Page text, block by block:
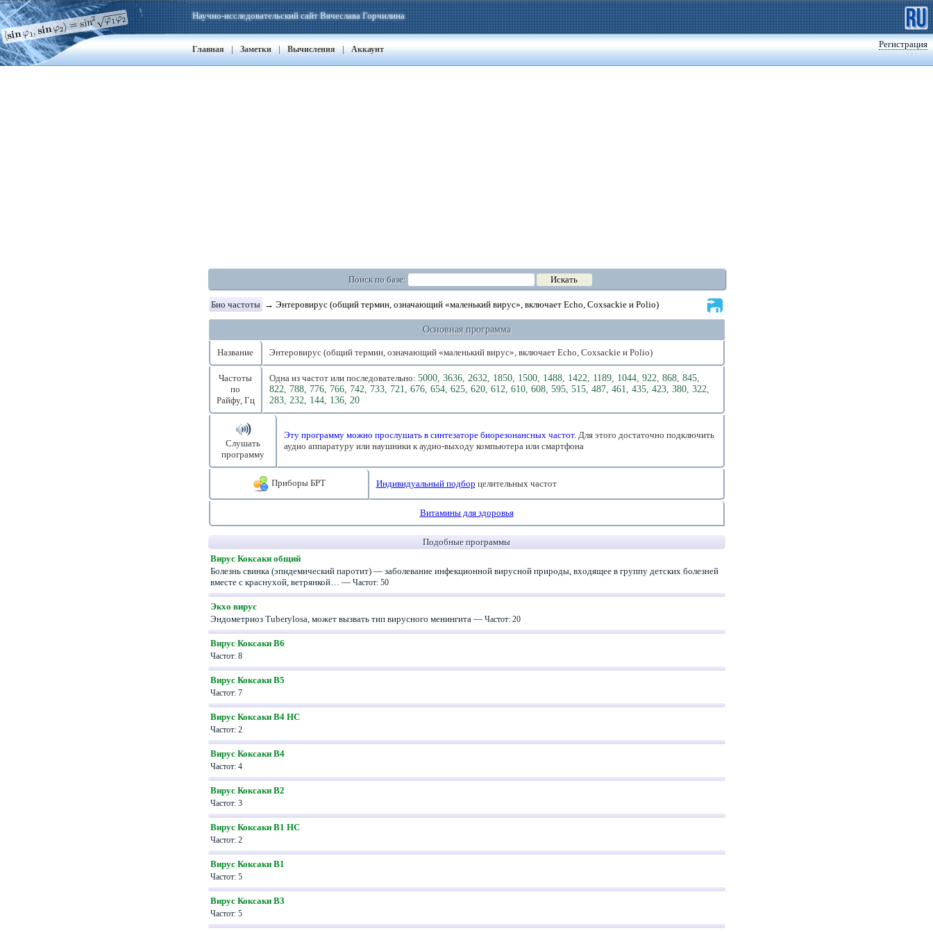
Регистрация
Научно-исследовательский сайт Вячеслава Горчилина
Главная | Заметки | Вычисления | Аккаунт
Поиск по базе:
Био частоты → Энтеровирус (общий термин, означающий «маленький вирус», включает Echo, Coxsackie и Polio)
Основная программа
Название Энтеровирус (общий термин, означающий «маленький вирус», включает Echo, Coxsackie и Polio)
Частоты
по
Райфу, Гц
Одна из частот или последовательно: 5000, 3636, 2632, 1850, 1500, 1488, 1422, 1189, 1044, 922, 868, 845,
822, 788, 776, 766, 742, 733, 721, 676, 654, 625, 620, 612, 610, 608, 595, 515, 487, 461, 435, 423, 380, 322,
283, 232, 144, 136, 20
Слушать
программу
Эту программу можно прослушать в синтезаторе биорезонансных частот.Для этого достаточно подключить
аудио аппаратуру или наушники к аудио-выходу компьютера или смартфона
Приборы БРТ Индивидуальный подбор целительных частот
Витамины для здоровья
Подобные программы
Вирус Коксаки общий
Болезнь свинка (эпидемический паротит) — заболевание инфекционной вирусной природы, входящее в группу детских болезней
вместе с краснухой, ветрянкой… — Частот: 50
Экхо вирус
Эндометриоз Tuberylosa, может вызвать тип вирусного менингита — Частот: 20
Вирус Коксаки В6
Частот: 8
Вирус Коксаки В5
Частот: 7
Вирус Коксаки В4 НС
Частот: 2
Вирус Коксаки В4
Частот: 4
Вирус Коксаки В2
Частот: 3
Вирус Коксаки B1 HC
Частот: 2
Вирус Коксаки В1
Частот: 5
Вирус Коксаки В3
Частот: 5